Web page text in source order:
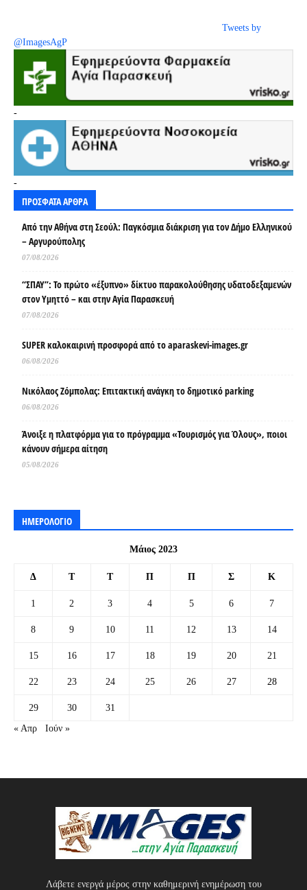
Tweets by
@ImagesAgP
-
-
ΠΡΟΣΦΑΤΑ ΑΡΘΡΑ
Από την Αθήνα στη Σεούλ: Παγκόσμια διάκριση για τον Δήμο Ελληνικού
– Αργυρούπολης
07/08/2026
“ΣΠΑΥ”: Το πρώτο «έξυπνο» δίκτυο παρακολούθησης υδατοδεξαμενών
στον Υμηττό – και στην Αγία Παρασκευή
07/08/2026
SUPER καλοκαιρινή προσφορά από το aparaskevi-images.gr
06/08/2026
Νικόλαος Ζόμπολας: Επιτακτική ανάγκη το δημοτικό parking
06/08/2026
Άνοιξε η πλατφόρμα για το πρόγραμμα «Τουρισμός για Όλους», ποιοι
κάνουν σήμερα αίτηση
05/08/2026
ΗΜΕΡΟΛΟΓΙΟ
Μάιος 2023
Δ Τ Τ Π Π Σ Κ
1 2 3 4 5 6 7
8 9 10 11 12 13 14
15 16 17 18 19 20 21
22 23 24 25 26 27 28
29 30
31
« Απρ
Ιούν »
Λάβετε ενεργά μέρος στην καθημερινή ενημέρωση του